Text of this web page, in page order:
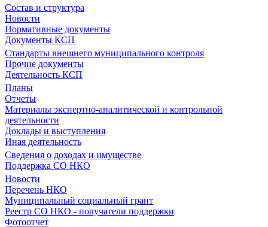
Состав и структура
Новости
Нормативные документы
Документы КСП
Стандарты внешнего муниципального контроля
Прочие документы
Деятельность КСП
Планы
Отчеты
Материалы экспертно-аналитической и контрольной
деятельности
Доклады и выступления
Иная деятельность
Сведения о доходах и имуществе
Поддержка СО НКО
Новости
Перечень НКО
Муниципальный социальный грант
Реестр СО НКО - получатели поддержки
Фотоотчет